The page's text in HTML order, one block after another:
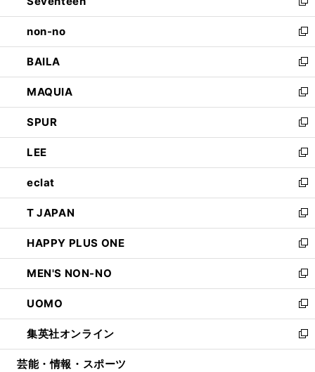
開
く
ウ
で
開
く
新
し
い
ウ
ィ
ン
ド
ウ
で
開
く
non-no
新
し
い
ウ
ィ
ン
ド
ウ
で
開
く
BAILA
新
し
い
ウ
ィ
ン
ド
ウ
で
開
く
MAQUIA
新
し
い
ウ
ィ
ン
ド
ウ
で
開
く
SPUR
新
し
い
ウ
ィ
ン
ド
ウ
で
開
く
LEE
新
し
い
ウ
ィ
ン
ド
ウ
で
開
く
eclat
新
し
い
ウ
ィ
ン
ド
ウ
で
開
く
T JAPAN
新
し
い
ウ
ィ
ン
ド
ウ
で
開
HAPPY PLUS ONE
新
し
い
ウ
ィ
ン
ド
ウ
MEN'S NON-NO
新
し
い
ウ
ィ
ン
UOMO
新
し
い
ウ
集英社オンライン
新
し
芸能・情報・スポーツ